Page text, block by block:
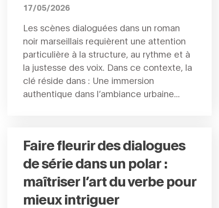
17/05/2026
Les scènes dialoguées dans un roman
noir marseillais requièrent une attention
particulière à la structure, au rythme et à
la justesse des voix. Dans ce contexte, la
clé réside dans : Une immersion
authentique dans l’ambiance urbaine...
Faire fleurir des dialogues
de série dans un polar :
maîtriser l’art du verbe pour
mieux intriguer